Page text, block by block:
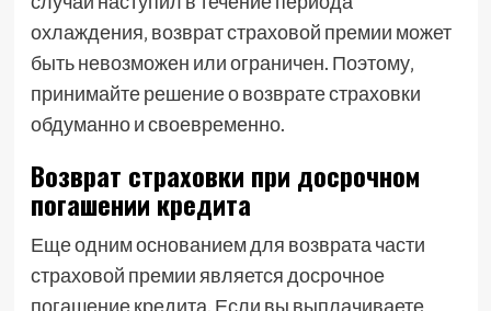
охлаждения‚ возврат страховой премии может
быть невозможен или ограничен. Поэтому‚
принимайте решение о возврате страховки
обдуманно и своевременно.
Возврат страховки при досрочном
погашении кредита
Еще одним основанием для возврата части
страховой премии является досрочное
погашение кредита. Если вы выплачиваете